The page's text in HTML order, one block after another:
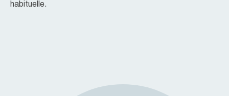
habituelle.